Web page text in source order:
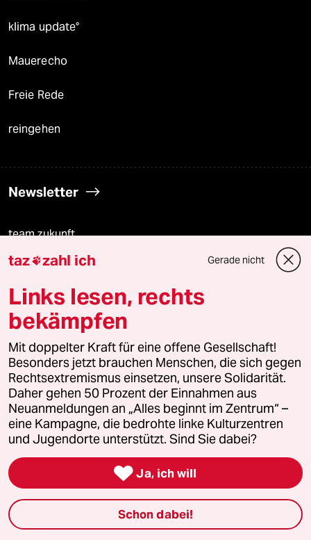
klima update°
Mauerecho
Freie Rede
reingehen
Newsletter
team zukunft
taz frisch
taz zahl ich
taz lab Infobrief
Veranstaltungen
Demnächst
Vor Ort
Live im Stream
taz zahl ich Gerade nicht
Links lesen, rechts
bekämpfen
Mit doppelter Kraft für eine offene Gesellschaft!
Besonders jetzt brauchen Menschen, die sich gegen
Rechtsextremismus einsetzen, unsere Solidarität.
Daher gehen 50 Prozent der Einnahmen aus
Neuanmeldungen an „Alles beginnt im Zentrum“ –
eine Kampagne, die bedrohte linke Kulturzentren
und Jugendorte unterstützt. Sind Sie dabei?
 Ja, ich will
Schon dabei!